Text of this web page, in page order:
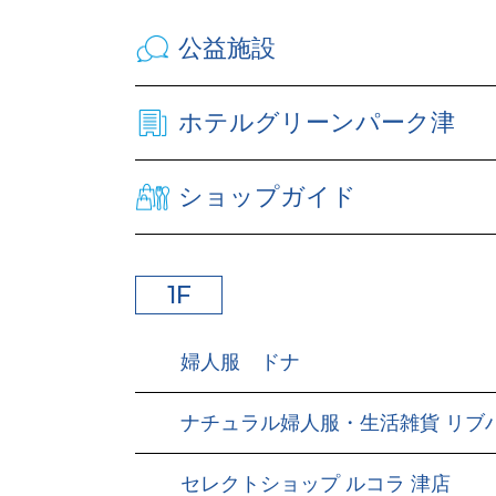
公益施設
ホテルグリーンパーク津
ショップガイド
1F
婦人服 ドナ
ナチュラル婦人服・生活雑貨 リブ
セレクトショップ ルコラ 津店